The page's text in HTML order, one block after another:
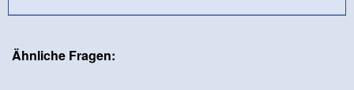
Ähnliche Fragen: